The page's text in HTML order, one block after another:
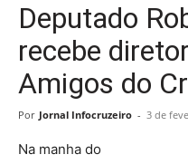
Deputado
recebe
Amigos do
Por Jornal Infocruzeiro - 3 de
Na manha do